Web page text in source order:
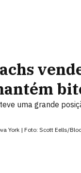
uma grande
York | Foto: Scott Eells/